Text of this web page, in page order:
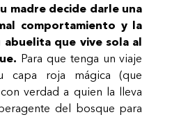
madre decide darle una
comportamiento y la
abuelita que vive sola al
Para que tenga un viaje
capa roja mágica (que
verdad a quien la lleva
del bosque para